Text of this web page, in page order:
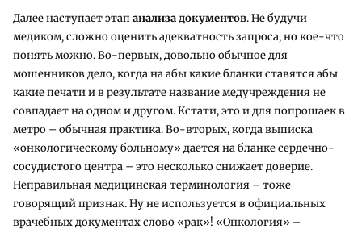
Далее наступает этапанализа документов. Не будучи
медиком, сложно оценить адекватность запроса, но кое-что
понять можно. Во-первых, довольно обычное для
мошенников дело, когда на абы какие бланки ставятся абы
какие печати и в результате название медучреждения не
совпадает на одном и другом. Кстати, это и для попрошаек в
метро – обычная практика. Во-вторых, когда выписка
«онкологическому больному» дается на бланке сердечно-
сосудистого центра – это несколько снижает доверие.
Неправильная медицинская терминология – тоже
говорящий признак. Ну не используется в официальных
врачебных документах слово «рак»! «Онкология» –